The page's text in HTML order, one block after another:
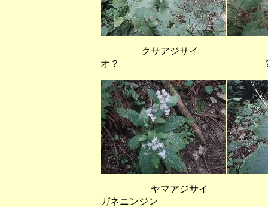
クサアジサ
オ？
ヤマアジサイ
ガネニンジン